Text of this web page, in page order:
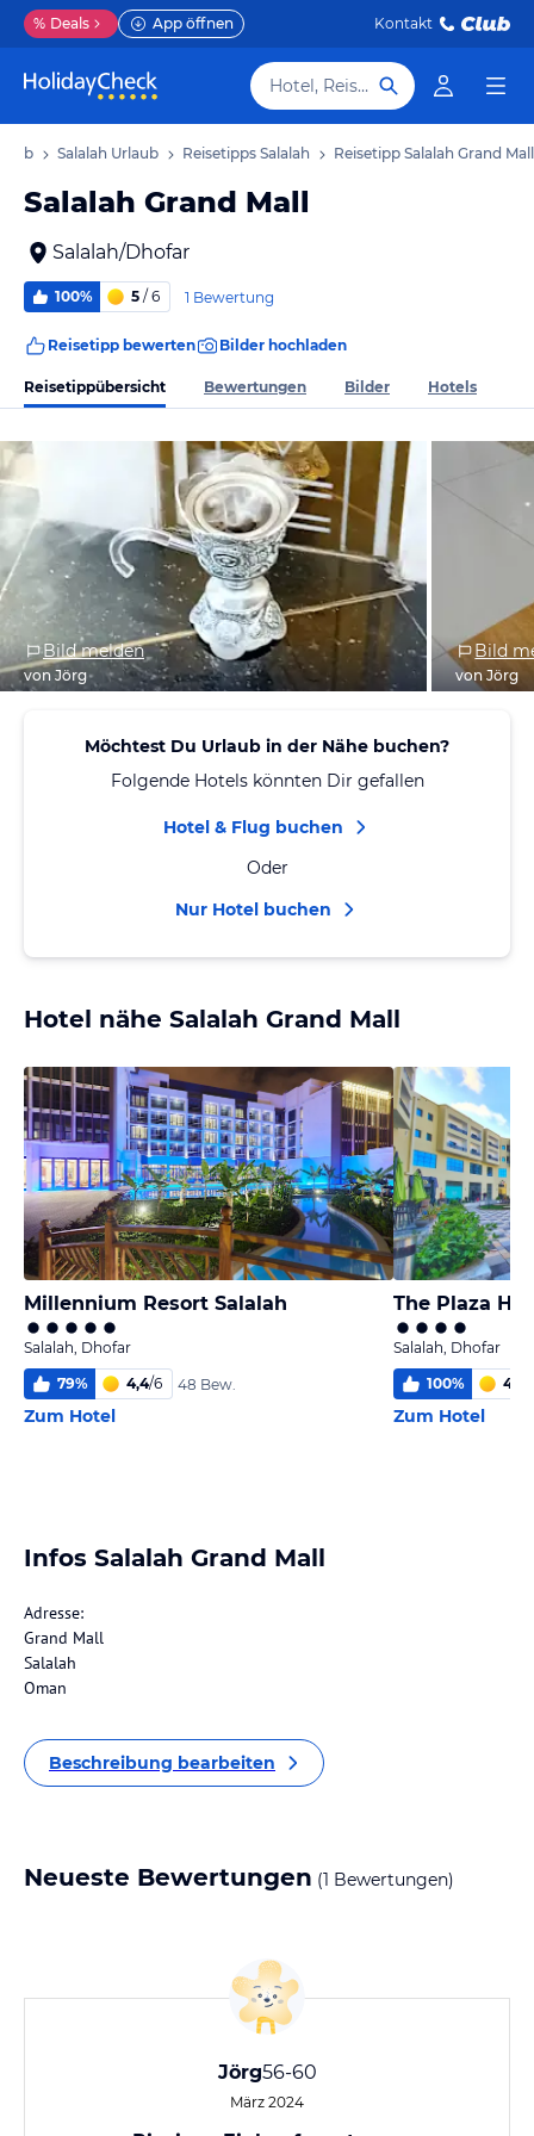
% Deals App öffnen Kontakt
Hotel, Reiseziel
Salalah Urlaub Reisetipps Salalah Reisetipp Salalah Grand Mall
Salalah Grand Mall
Salalah/Dhofar
100% 5 / 6 1 Bewertung
Reisetipp bewerten Bilder hochladen
Reisetippübersicht Bewertungen Bilder Hotels
Bild melden
von Jörg
Bild
von Jörg
Möchtest Du Urlaub in der Nähe buchen?
Folgende Hotels könnten Dir gefallen
Hotel & Flug buchen
Oder
Nur Hotel buchen
Hotel nähe Salalah Grand Mall
Millennium Resort Salalah
Salalah, Dhofar
79% 4,4/6 48 Bew.
Zum Hotel
The Plaza
Salalah, Dhofar
100% 4,9
Zum Hotel
Infos Salalah Grand Mall
Adresse:
Grand Mall
Salalah
Oman
Beschreibung bearbeiten
Neueste Bewertungen (1 Bewertungen)
Jörg56-60
März 2024